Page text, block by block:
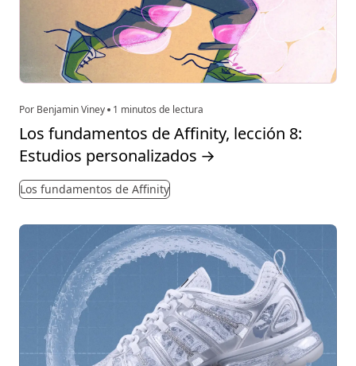
Por Benjamin Viney 1 minutos de lectura
Los fundamentos de Affinity, lección 8:
Estudios personalizados →
Los fundamentos de Affinity